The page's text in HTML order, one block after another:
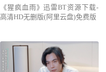
《猩疯血雨》迅雷BT资源下载-
高清HD无删版(阿里云盘)免费版